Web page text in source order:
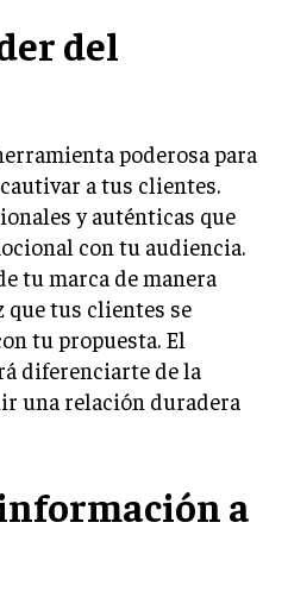
ELECTRÓNICO
Y GESTIÓN DE
EMPRESARIALES
TECNOLÓGICAS
DEL CLIENTE
Y CADENA DE
del
poderosa para
a tus clientes.
y auténticas que
con tu audiencia.
tu marca de manera
que tus clientes se
tu propuesta. El
diferenciarte de la
una relación duradera
a